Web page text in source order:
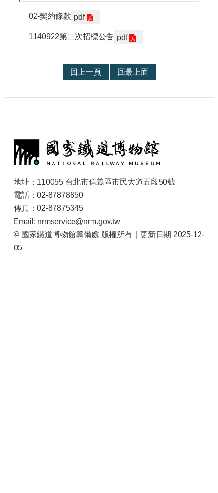
02-契約條款 pdf
1140922第二次招標公告 pdf
回上一頁 回最上面
地址：110055 台北市信義區市民大道五段50號
電話：02-87878850
傳真：02-87875345
Email: nrmservice@nrm.gov.tw
© 國家鐵道博物館籌備處 版權所有｜更新日期 2025-12-
05